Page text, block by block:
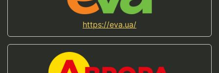
https://eva.ua/